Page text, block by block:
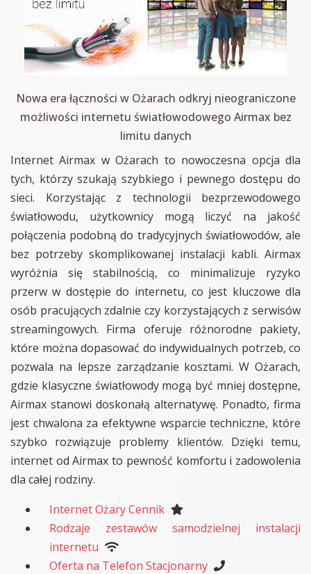
Nowa era łączności w Ożarach odkryj nieograniczone
możliwości internetu światłowodowego Airmax bez
limitu danych
Internet Airmax w Ożarach to nowoczesna opcja dla
tych, którzy szukają szybkiego i pewnego dostępu do
sieci. Korzystając z technologii bezprzewodowego
światłowodu, użytkownicy mogą liczyć na jakość
połączenia podobną do tradycyjnych światłowodów, ale
bez potrzeby skomplikowanej instalacji kabli. Airmax
wyróżnia się stabilnością, co minimalizuje ryzyko
przerw w dostępie do internetu, co jest kluczowe dla
osób pracujących zdalnie czy korzystających z serwisów
streamingowych. Firma oferuje różnorodne pakiety,
które można dopasować do indywidualnych potrzeb, co
pozwala na lepsze zarządzanie kosztami. W Ożarach,
gdzie klasyczne światłowody mogą być mniej dostępne,
Airmax stanowi doskonałą alternatywę. Ponadto, firma
jest chwalona za efektywne wsparcie techniczne, które
szybko rozwiązuje problemy klientów. Dzięki temu,
internet od Airmax to pewność komfortu i zadowolenia
dla całej rodziny.
Internet Ożary Cennik
Rodzaje zestawów samodzielnej instalacji
internetu
Oferta na Telefon Stacjonarny